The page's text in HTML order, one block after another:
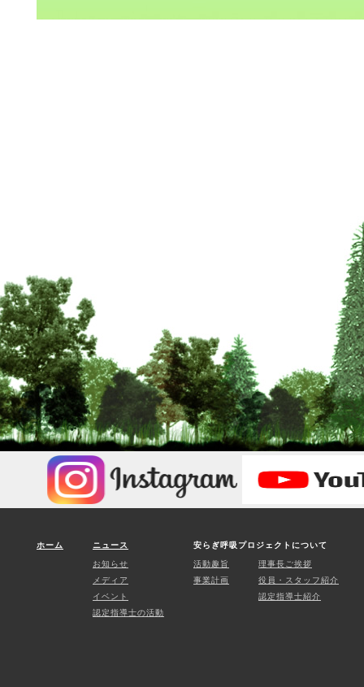
ホーム ニュース
お知らせ
メディア
イベント
認定指導士の活動
安らぎ呼吸プロジェクトについて
活動趣旨
事業計画
理事長ご挨拶
役員・スタッフ紹介
認定指導士紹介